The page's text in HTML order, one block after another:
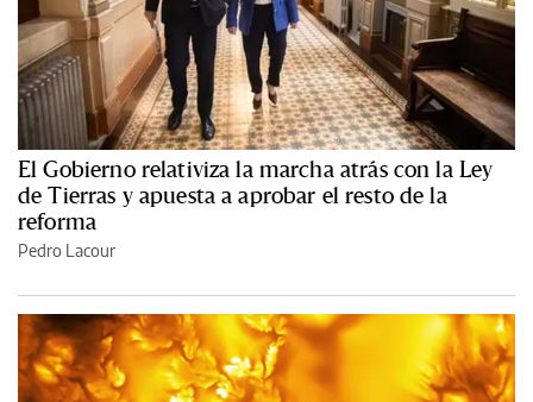
El Gobierno relativiza la marcha atrás con la Ley
de Tierras y apuesta a aprobar el resto de la
reforma
Pedro Lacour